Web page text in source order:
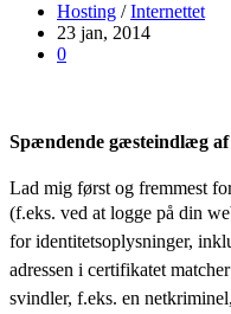
Hosting /Internettet
23 jan, 2014
0
Spændende gæsteindlæg
Lad mig først og fremmest
(f.eks. ved at logge på din
for identitetsoplysninger,
adressen i certifikatet
svindler, f.eks. en